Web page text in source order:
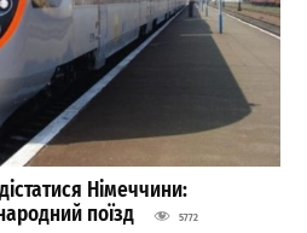
Німеччини:
поїзд
5772